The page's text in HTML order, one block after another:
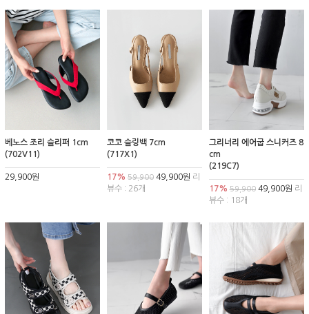
베노스 조리 슬리퍼 1cm
(702V11)
29,900원
코코 슬링백 7cm
(717X1)
17% 59,90049,900원 리
뷰수 : 26개
그리너리 에어굽 스니커즈 8
cm
(219C7)
17% 59,90049,900원 리
뷰수 : 18개